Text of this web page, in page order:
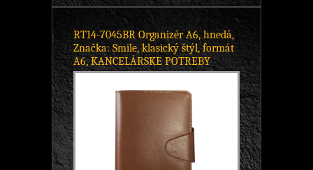
RT14-7045BR Organizér A6, hnedá,
Značka: Smile, klasický štýl, formát
A6, KANCELÁRSKE POTREBY